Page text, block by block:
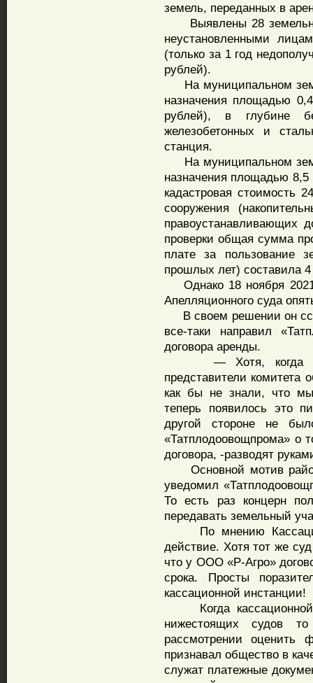
земель, переданных в
Выявлены 28
неустановленными
(только за 1 год
рублей).
На муниципальном
назначения площадью
рублей), в глубине
железобетонных и
станция.
На муниципальном
назначения площадью 8,5
кадастровая стоимость
сооружения
правоустанавливающих
проверки общая сумма
плате за пользование
прошлых лет) составила
Однако 18 ноября 2021
Апелляционного суда
В своем решении он
все-таки направил
договора аренды.
— Хотя, когда в
представители комитета
как бы не знали, что
теперь появилось это
другой стороне не
«Татплодоовощпрома» о
договора, -разводят
Основной мотив
уведомил
То есть раз концерн
передавать земельный
По мнению
действие. Хотя тот же
что у ООО «Р-Агро»
срока. Просты
кассационной инстанции!
Когда кассационной
нижестоящих судов
рассмотрении оценить
признавал общество в
служат платежные